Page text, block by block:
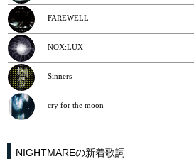
FAREWELL
NOX:LUX
Sinners
cry for the moon
NIGHTMAREの新着歌詞